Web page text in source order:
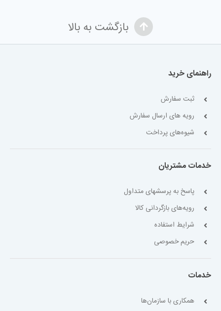
بازگشت به بالا
راهنمای خرید
ثبت سفارش
رویه های ارسال سفارش
شیوه‌های پرداخت
خدمات مشتریان
پاسخ به پرسشهای متداول
رویه‌های بازگردانی کالا
شرایط استفاده
حریم خصوصی
خدمات
همکاری با سازمان‌ها